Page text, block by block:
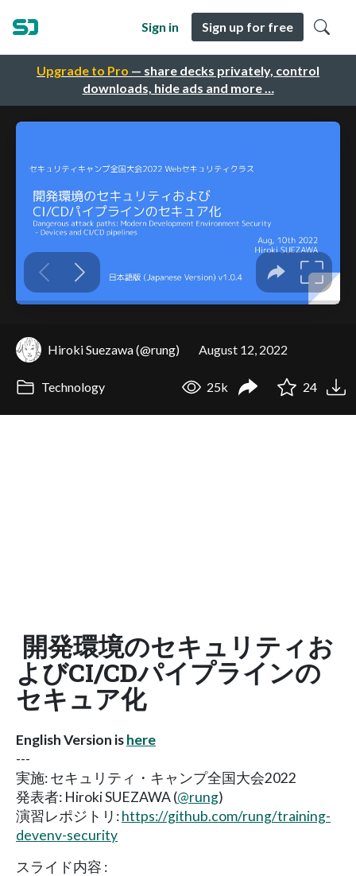
Upgrade to Pro — share decks privately, control
downloads, hide ads and more …
Sign in Sign up for free
Hiroki Suezawa (@rung) August 12, 2022
Technology 25k 24
開発環境のセキュリティお
よびCI/CDパイプラインの
セキュア化
English Version ishere
---
実施: セキュリティ・キャンプ全国大会2022
発表者: Hiroki SUEZAWA (@rung)
演習レポジトリ:https://github.com/rung/training-
devenv-security
スライド内容 :